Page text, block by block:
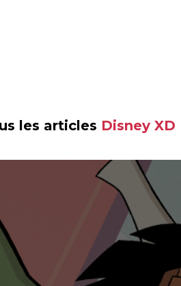
les articles Disney XD